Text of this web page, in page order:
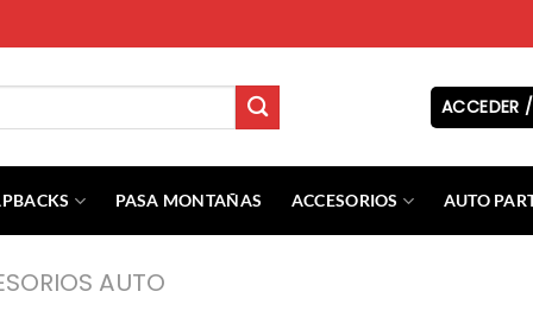
ACCEDER
PASA MONTAÑAS ACCESORIOS AUTO
AUTO